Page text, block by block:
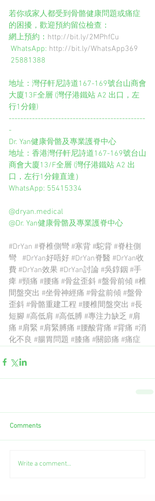
若你或家人都受到骨骼健康問題或痛症
的困擾，歡迎預約留位檢查：
網上預約： http://bit.ly/2MPhfCu
WhatsApp: http://bit.ly/WhatsApp369
25881388
地址：灣仔軒尼詩道167-169號台山商會
大廈13F全層 (灣仔港鐵站 A2 出口，左
行1分鐘)
-----------------------------------------------
-
Dr. Yan健康骨骼及專業護脊中心
地址：香港灣仔軒尼詩道167-169號台山
商會大廈13/F全層 (灣仔港鐵站 A2 出
口，左行1分鐘直達）
WhatsApp: 55415334
@dryan.medical
@Dr. Yan健康骨骼及專業護脊中心
#DrYan #脊椎側彎 #寒背 #駝背 #脊柱側
彎 #DrYan好唔好 #DrYan脊醫 #DrYan收
費 #DrYan效果 #DrYan討論 #吳錞銦 #手
痺 #頸痛 #腰痛 #骨盆歪斜 #盤骨前傾 #椎
間盤突出 #坐骨神經痛 #骨盆前傾 #盤骨
歪斜 #骨骼重建工程 #腰椎間盤突出 #長
短腳 #高低肩 #高低膊 #專注力缺乏 #肩
痛 #肩緊 #肩緊膊痛 #腰酸背痛 #背痛 #消
化不良 #腸胃問題 #膝痛 #關節痛 #痛症
Comments
Write a comment...